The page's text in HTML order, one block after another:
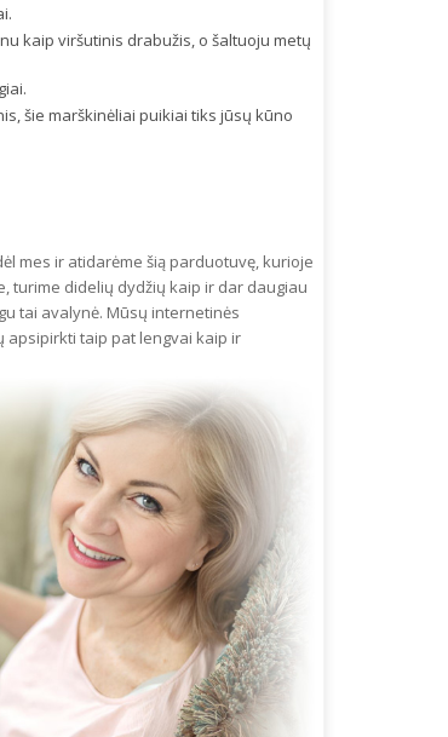
kaip viršutinis drabužis, o šaltuoju metų
šie marškinėliai puikiai tiks jūsų kūno
mes ir atidarėme šią parduotuvę, kurioje
turime didelių dydžių kaip ir dar daugiau
tai avalynė. Mūsų internetinės
apsipirkti taip pat lengvai kaip ir